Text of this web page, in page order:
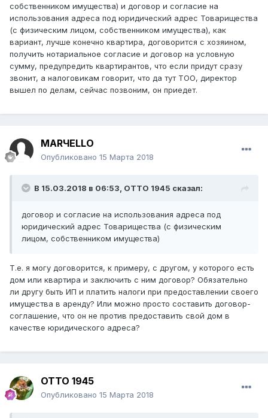
собственником имущества) и договор и согласие на
использования адреса под юридический адрес Товарищества
(с физическим лицом, собственником имущества), как
вариант, лучше конечно квартира, договорится с хозяином,
получить нотариальное согласие и договор на условную
сумму, предупредить квартирантов, что если придут сразу
звонит, а налоговикам говорит, что да тут ТОО, директор
вышел по делам, сейчас позвоним, он приедет.
MARЧELLO
Опубликовано 15 Марта 2018
В 15.03.2018 в 06:53, ОТТО 1945 сказал:
договор и согласие на использования адреса под
юридический адрес Товарищества (с физическим
лицом, собственником имущества)
Т.е. я могу договорится, к примеру, с другом, у которого есть
дом или квартира и заключить с ним договор? Обязательно
ли другу быть ИП и платить налоги при предоставлении своего
имущества в аренду? Или можно просто составить договор-
соглашение, что он не против предоставить свой дом в
качестве юридического адреса?
ОТТО 1945
Опубликовано 15 Марта 2018